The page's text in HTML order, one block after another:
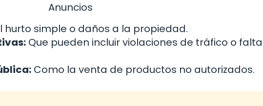
Anuncios
hurto simple o daños a la propiedad.
Que pueden incluir violaciones de tráfico o
Como la venta de productos no autorizados.